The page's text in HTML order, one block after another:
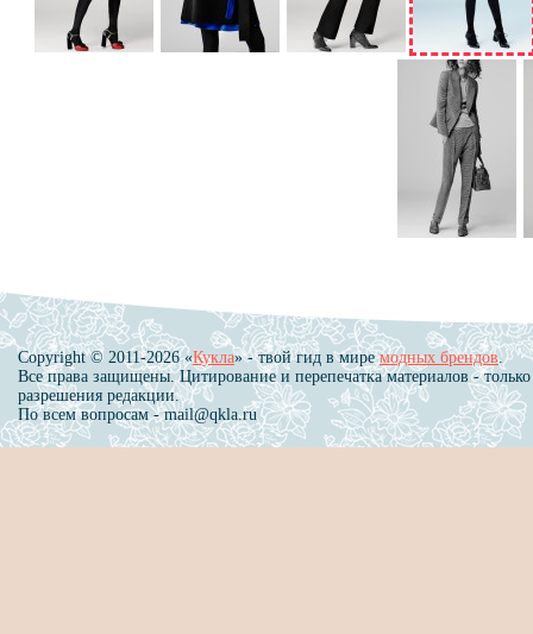
Copyright © 2011-2026 «Кукла» - твой гид в миремодных брендов.
Все права защищены. Цитирование и перепечатка материалов - только
разрешения редакции.
По всем вопросам - mail@qkla.ru